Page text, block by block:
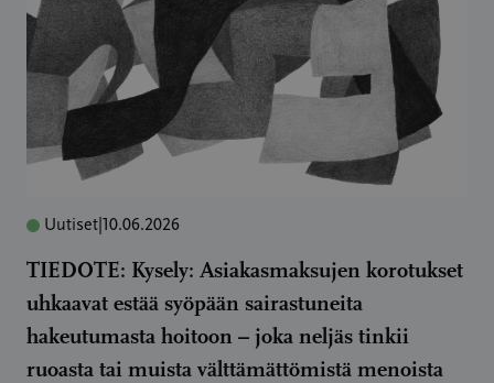
Uutiset 10.06.2026
TIEDOTE: Kysely: Asiakasmaksujen korotukset
uhkaavat estää syöpään sairastuneita
hakeutumasta hoitoon – joka neljäs tinkii
ruoasta tai muista välttämättömistä menoista